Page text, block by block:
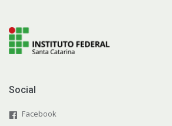
Social
Facebook